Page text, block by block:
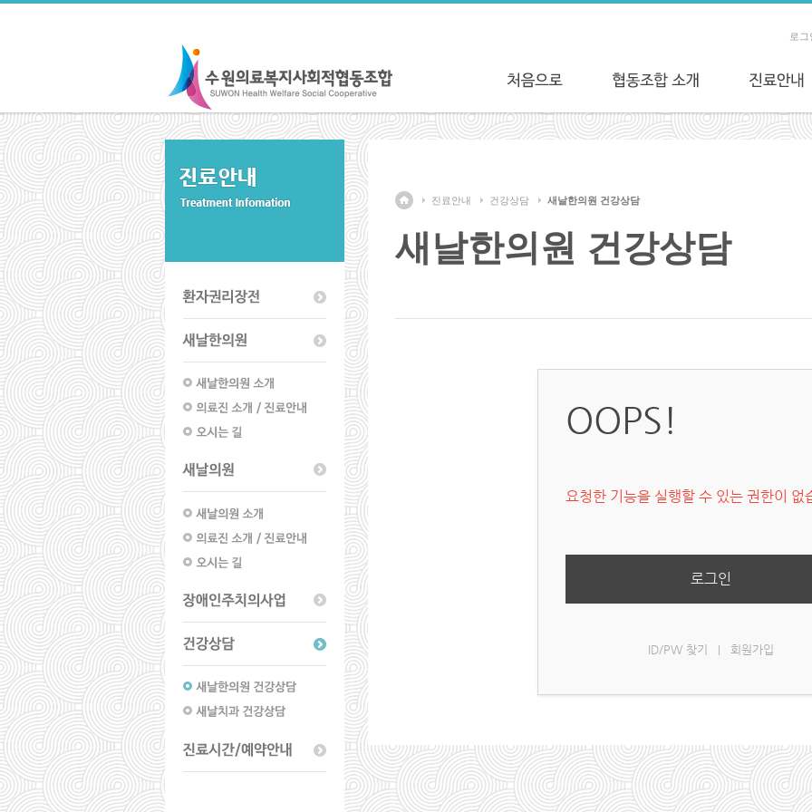
로그
진료안내 건강상담 새날한의원 건강상담
새날한의원 건강상담
OOPS!
요청한 기능을 실행할 수 있는 권한이 없
로그인
ID/PW 찾기 회원가입